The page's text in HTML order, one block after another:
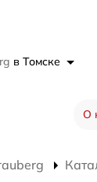
в Томске
О